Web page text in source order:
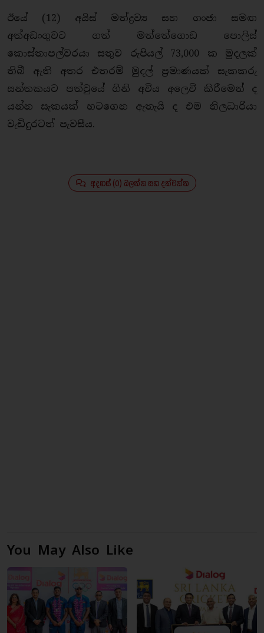
ඊයේ (12) අයිස් මත්ද්‍රව්‍ය සහ ගංජා සමඟ
අත්අඩංගුවට ගත් මත්තේගොඩ පොලිස්
කොස්තාපල්වරයා සතුව රුපියල් 73,000 ක මුදලක්
තිබී ඇති අතර එතරම් මුදල් ප්‍රමාණයක් සැකකරු
සන්තකයට පත්වුයේ ගිනි අවිය අලෙවි කිරීමෙන් ද
යන්න සැකයක් හටගෙන ඇතැයි ද එම නිලධාරියා
වැඩිදුරටත් පැවසීය.
අදහස් (0) බලන්න සහ දක්වන්න
You May Also Like